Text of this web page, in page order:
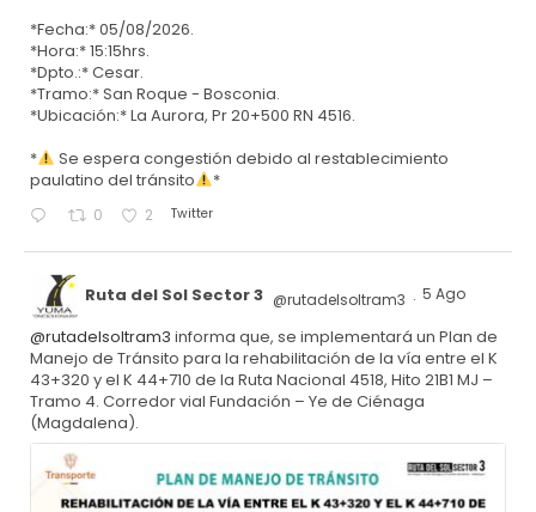
*Fecha:* 05/08/2026.
*Hora:* 15:15hrs.
*Dpto.:* Cesar.
*Tramo:* San Roque - Bosconia.
*Ubicación:* La Aurora, Pr 20+500 RN 4516.
*
Se espera congestión debido al restablecimiento
paulatino del tránsito
*
0 2 Twitter
Ruta del Sol Sector 3 @rutadelsoltram3 · 5 Ago
@rutadelsoltram3 informa que, se implementará un Plan de
Manejo de Tránsito para la rehabilitación de la vía entre el K
43+320 y el K 44+710 de la Ruta Nacional 4518, Hito 21B1 MJ –
Tramo 4. Corredor vial Fundación – Ye de Ciénaga
(Magdalena).